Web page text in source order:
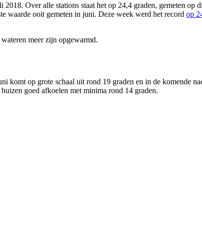
Over alle stations staat het op 24,4 graden, gemeten op
waarde ooit gemeten in juni. Deze week werd het record op
meer zijn opgewarmd.
op grote schaal uit rond 19 graden en in de komende
goed afkoelen met minima rond 14 graden.